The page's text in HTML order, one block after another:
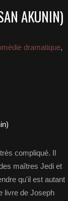
AKUNIN)
dramatique,
compliqué. Il
maîtres Jedi et
qu'il est autant
livre de Joseph